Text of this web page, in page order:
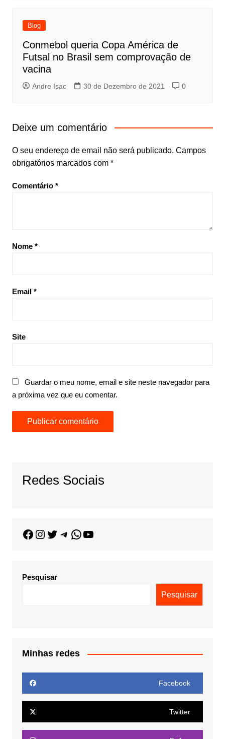
Blog
Conmebol queria Copa América de
Futsal no Brasil sem comprovação de
vacina
Andre Isac 30 de Dezembro de 2021 0
Deixe um comentário
O seu endereço de email não será publicado. Campos
obrigatórios marcados com *
Comentário *
Nome *
Email *
Site
Guardar o meu nome, email e site neste navegador para
a próxima vez que eu comentar.
Redes Sociais
Pesquisar
Pesquisar
Minhas redes
Facebook
Twitter